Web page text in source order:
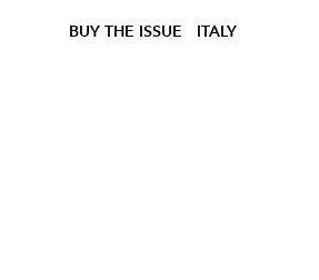
BUY THE ISSUE ITALY